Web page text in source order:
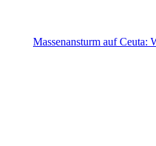
Massenansturm auf Ceuta: